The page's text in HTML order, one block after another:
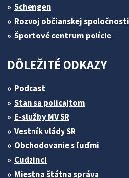
Schengen
Rozvoj občianskej spoločnosti
Športové centrum polície
DÔLEŽITÉ ODKAZY
Podcast
Stan sa policajtom
E-služby MV SR
Vestník vlády SR
Obchodovanie s ľuďmi
Cudzinci
Miestna štátna správa